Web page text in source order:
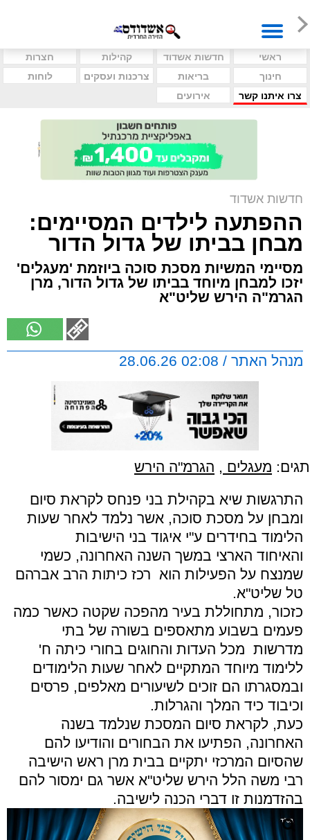
ראשי חדשות אשדוד קהילות
חצרות
חינוך
בריאות צרכנות ועסקים
לוחות
צרו איתנו קשר
אירועים
חדשות אשדוד
ההפתעה לילדים המסיימים:
מבחן בביתו של גדול הדור
מסיימי המשיות מסכת סוכה ביוזמת 'מעגלים'
יזכו למבחן מיוחד בביתו של גדול הדור, מרן
הגרמ"ה הירש שליט"א
מנהל האתר / 02:08 28.06.26
תגים: מעגלים , הגרמ"ה הירש
התרגשות שיא בקהילת בני פנחס לקראת סיום
ומבחן על מסכת סוכה, אשר נלמד לאחר שעות
הלימוד בחידרים ע"י איגוד בני הישיבות
והאיחוד הארצי במשך השנה האחרונה, כשמי
שמנצח על הפעילות הוא רכז כיתות הרב אברהם
טל שליט"א.
כזכור, מתחוללת בעיר מהפכה שקטה כאשר כמה
פעמים בשבוע מתאספים בשורה של בתי
מדרשות מכל העדות והחוגים בחורי כיתה ח'
ללימוד מיוחד המתקיים לאחר שעות הלימודים
ובמסגרתו הם זוכים לשיעורים מאלפים, פרסים
וכיבוד כיד המלך והגרלות.
כעת, לקראת סיום המסכת שנלמד בשנה
האחרונה, הפתיעו את הבחורים והודיעו להם
שהסיום המרכזי יתקיים בבית מרן ראש הישיבה
רבי משה הלל הירש שליט"א אשר גם ימסור להם
בהזדמנות זו דברי הכנה לישיבה.